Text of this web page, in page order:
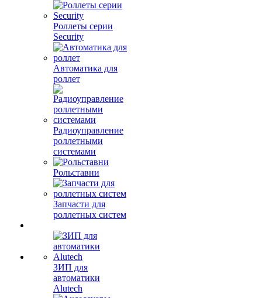
Роллеты серии
Security
Автоматика для
роллет
Радиоуправление
роллетными
системами
Рольставни
Запчасти для
роллетных систем
ЗИП для
автоматики
Alutech